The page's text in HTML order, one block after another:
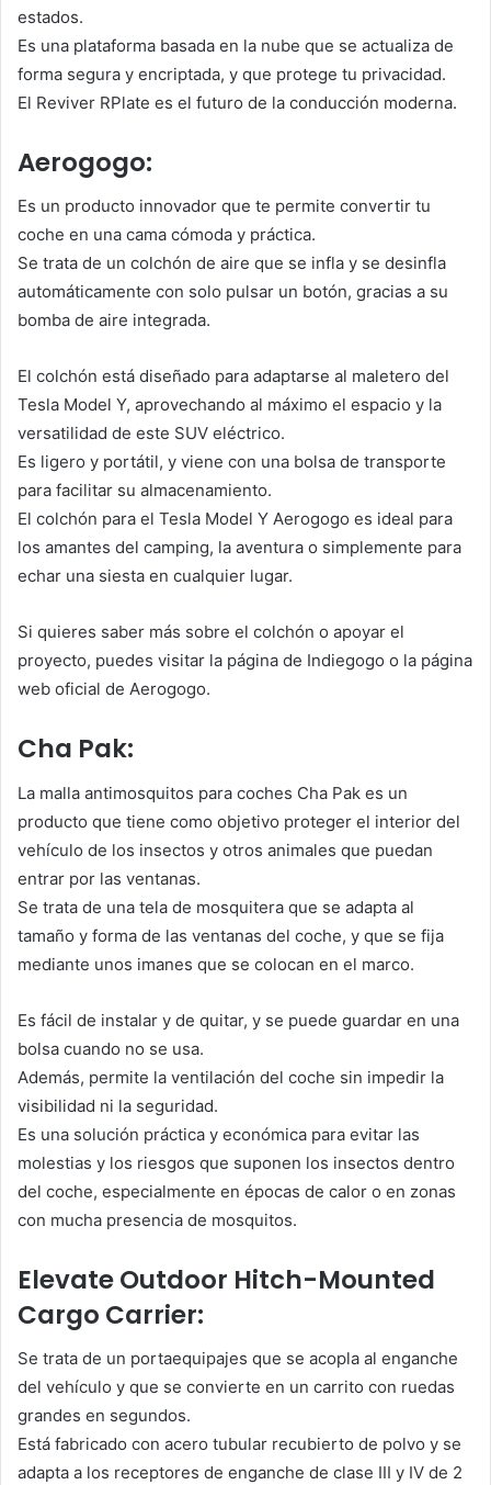
estados.
Es una plataforma basada en la nube que se actualiza de
forma segura y encriptada, y que protege tu privacidad.
El Reviver RPlate es el futuro de la conducción moderna.
Aerogogo:
Es un producto innovador que te permite convertir tu
coche en una cama cómoda y práctica.
Se trata de un colchón de aire que se infla y se desinfla
automáticamente con solo pulsar un botón, gracias a su
bomba de aire integrada.
El colchón está diseñado para adaptarse al maletero del
Tesla Model Y, aprovechando al máximo el espacio y la
versatilidad de este SUV eléctrico.
Es ligero y portátil, y viene con una bolsa de transporte
para facilitar su almacenamiento.
El colchón para el Tesla Model Y Aerogogo es ideal para
los amantes del camping, la aventura o simplemente para
echar una siesta en cualquier lugar.
Si quieres saber más sobre el colchón o apoyar el
proyecto, puedes visitar la página de Indiegogo o la página
web oficial de Aerogogo.
Cha Pak:
La malla antimosquitos para coches Cha Pak es un
producto que tiene como objetivo proteger el interior del
vehículo de los insectos y otros animales que puedan
entrar por las ventanas.
Se trata de una tela de mosquitera que se adapta al
tamaño y forma de las ventanas del coche, y que se fija
mediante unos imanes que se colocan en el marco.
Es fácil de instalar y de quitar, y se puede guardar en una
bolsa cuando no se usa.
Además, permite la ventilación del coche sin impedir la
visibilidad ni la seguridad.
Es una solución práctica y económica para evitar las
molestias y los riesgos que suponen los insectos dentro
del coche, especialmente en épocas de calor o en zonas
con mucha presencia de mosquitos.
Elevate Outdoor Hitch-Mounted
Cargo Carrier:
Se trata de un portaequipajes que se acopla al enganche
del vehículo y que se convierte en un carrito con ruedas
grandes en segundos.
Está fabricado con acero tubular recubierto de polvo y se
adapta a los receptores de enganche de clase III y IV de 2